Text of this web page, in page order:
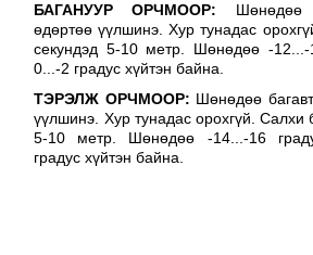
БАГАНУУР ОРЧМООР: Шөнөдөө
өдөртөө үүлшинэ. Хур тунадас
секундэд 5-10 метр. Шөнөдөө -12...-
0...-2 градус хүйтэн байна.
ТЭРЭЛЖ ОРЧМООР: Шөнөдөө
үүлшинэ. Хур тунадас орохгүй. Салхи
5-10 метр. Шөнөдөө -14...-16
градус хүйтэн байна.